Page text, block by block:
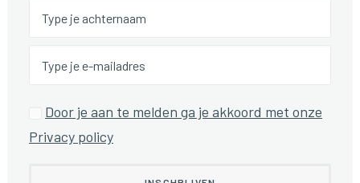
Door je aan te melden ga je akkoord met onze
Privacy policy